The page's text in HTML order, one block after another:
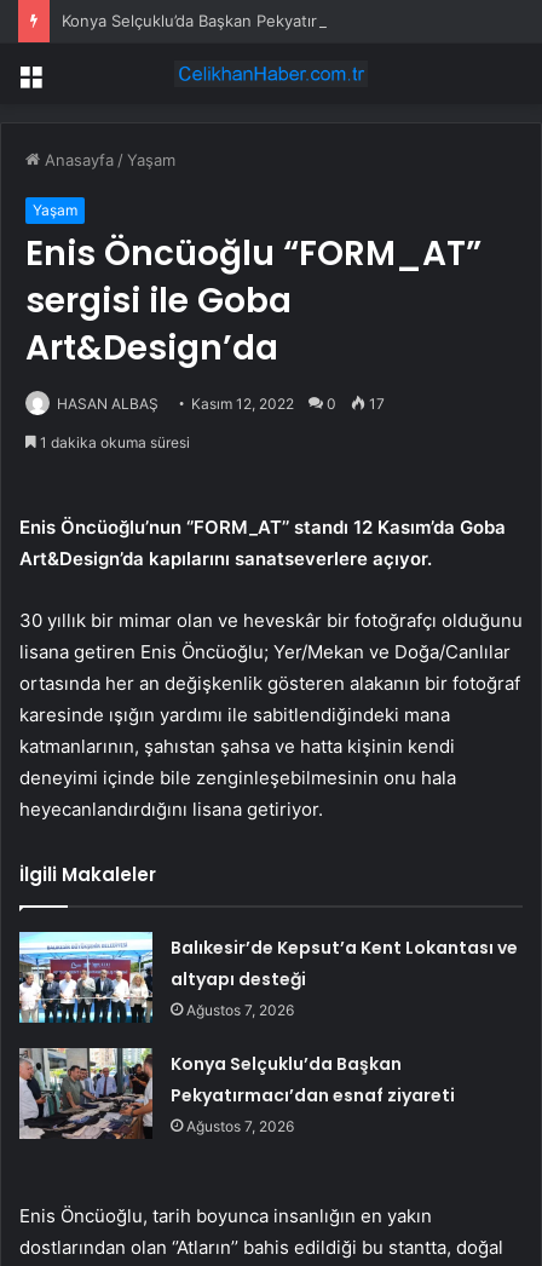
Konya Selçuklu’da Başkan Pekyatırmacı’dan esnaf ziyareti
Menü
Anasayfa /Yaşam
Yaşam
Enis Öncüoğlu “FORM_AT”
sergisi ile Goba
Art&Design’da
HASAN ALBAŞ Kasım 12, 2022 0 17
1 dakika okuma süresi
Enis Öncüoğlu’nun ‘’FORM_AT’’ standı 12 Kasım’da Goba
Art&Design’da kapılarını sanatseverlere açıyor.
30 yıllık bir mimar olan ve heveskâr bir fotoğrafçı olduğunu
lisana getiren Enis Öncüoğlu; Yer/Mekan ve Doğa/Canlılar
ortasında her an değişkenlik gösteren alakanın bir fotoğraf
karesinde ışığın yardımı ile sabitlendiğindeki mana
katmanlarının, şahıstan şahsa ve hatta kişinin kendi
deneyimi içinde bile zenginleşebilmesinin onu hala
heyecanlandırdığını lisana getiriyor.
İlgili Makaleler
Balıkesir’de Kepsut’a Kent Lokantası ve
altyapı desteği
Ağustos 7, 2026
Konya Selçuklu’da Başkan
Pekyatırmacı’dan esnaf ziyareti
Ağustos 7, 2026
Enis Öncüoğlu, tarih boyunca insanlığın en yakın
dostlarından olan ‘’Atların’’ bahis edildiği bu stantta, doğal